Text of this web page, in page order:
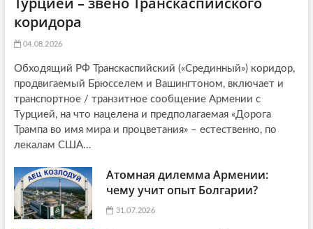
коридора
04.08.2026
Обходящий РФ Транскаспийский («Срединный») коридор,
продвигаемый Брюсселем и Вашингтоном, включает и
транспортное / транзитное сообщение Армении с
Турцией, на что нацелена и предполагаемая «Дорога
Трампа во имя мира и процветания» – естественно, по
лекалам США...
Атомная дилемма Армении:
чему учит опыт Болгарии?
31.07.2026